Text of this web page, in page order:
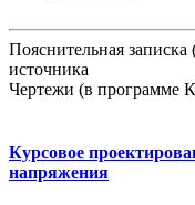
Пояснительная
источника
Чертежи (в программе
Курсовое
напряжения